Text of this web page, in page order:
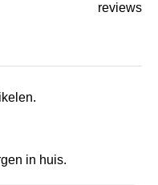
reviews
in huis.